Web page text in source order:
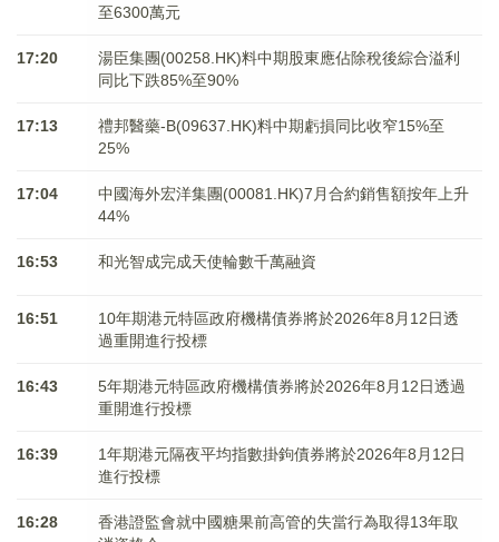
至6300萬元
17:20
湯臣集團(00258.HK)料中期股東應佔除稅後綜合溢利
同比下跌85%至90%
17:13
禮邦醫藥-B(09637.HK)料中期虧損同比收窄15%至
25%
17:04
中國海外宏洋集團(00081.HK)7月合約銷售額按年上升
44%
16:53 和光智成完成天使輪數千萬融資
16:51
10年期港元特區政府機構債券將於2026年8月12日透
過重開進行投標
16:43
5年期港元特區政府機構債券將於2026年8月12日透過
重開進行投標
16:39
1年期港元隔夜平均指數掛鉤債券將於2026年8月12日
進行投標
16:28
香港證監會就中國糖果前高管的失當行為取得13年取